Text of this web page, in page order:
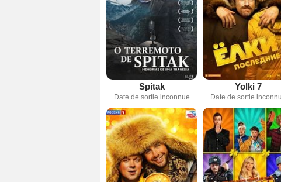
Spitak
Date de sortie inconnue
Yolki 7
Date de sortie